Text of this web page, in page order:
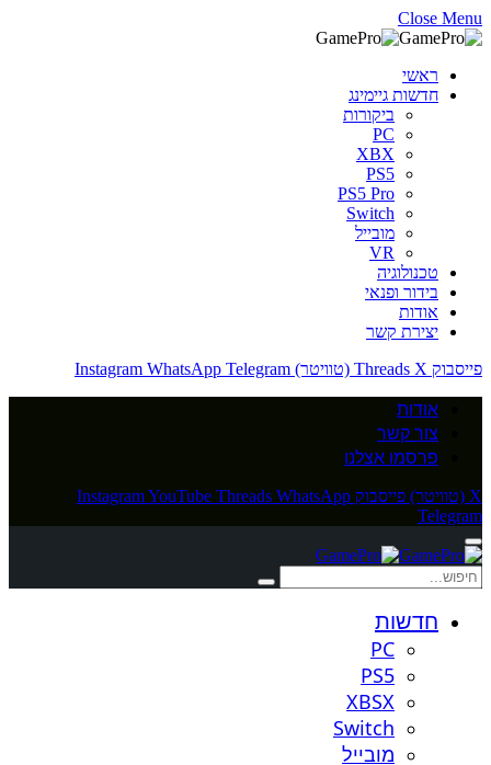
Close Menu
ראשי
חדשות גיימינג
ביקורות
PC
XBX
PS5
PS5 Pro
Switch
מובייל
VR
טכנולוגיה
בידור ופנאי
אודות
יצירת קשר
פייסבוק
Threads X (טוויטר) Instagram WhatsApp Telegram
אודות
צור קשר
פרסמו אצלנו
X (טוויטר) פייסבוק InstagramYouTube Threads WhatsApp
Telegram
חדשות
PC
PS5
XBSX
Switch
מובייל